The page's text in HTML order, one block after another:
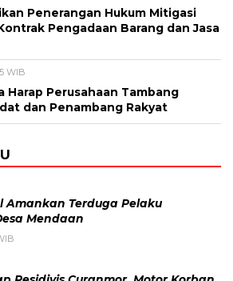
Penerangan Hukum Mitigasi
Pengadaan Barang dan Jasa
WIB
Harap Perusahaan Tambang
dan Penambang Rakyat
Amankan Terduga Pelaku
Mendaan